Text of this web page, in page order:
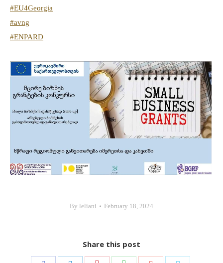
#EU4Georgia
#avng
#ENPARD
By leliani February 18, 2024
Share this post